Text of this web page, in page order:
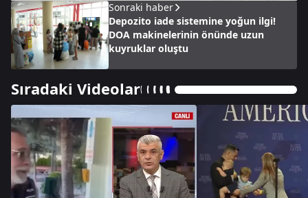
Sonraki haber
Depozito iade sistemine yoğun ilgi!
DOA makinelerinin önünde uzun
kuyruklar oluştu
Sıradaki Videolar